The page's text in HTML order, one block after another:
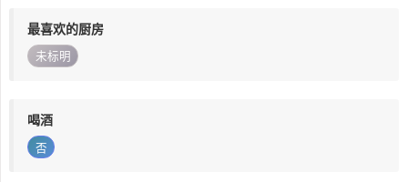
最喜欢的厨房
未标明
喝酒
否